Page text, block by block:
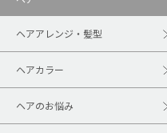
ヘアアレンジ・髪型
ヘアカラー
ヘアのお悩み